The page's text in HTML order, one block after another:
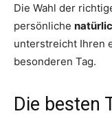
Die Wahl der
persönliche
unterstreicht Ihren
besonderen Tag.
Die besten